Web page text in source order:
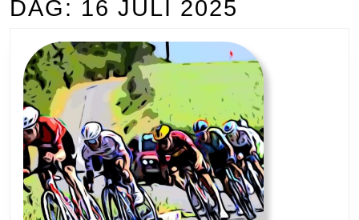
DAG: 16 JULI 2025